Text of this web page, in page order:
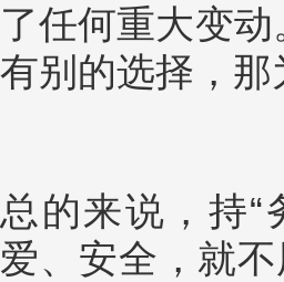
了任何重大变
有别的选择，那
总的来说，持“
爱、安全，就